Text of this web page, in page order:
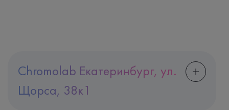
Chromolab Екатеринбург, ул.
Щорса, 38к1